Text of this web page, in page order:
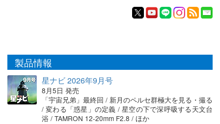
製品情報
星ナビ 2026年9月号
8月5日 発売
「宇宙兄弟」最終回 / 新月のペルセ群極大を見る・撮る
/ 変わる「惑星」の定義 / 星空の下で深呼吸する天文台
浴 / TAMRON 12-20mm F2.8 / ほか